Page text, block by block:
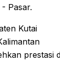
Pasar.
Kutai
prestasi